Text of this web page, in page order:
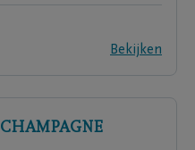
Bekijken
CHAMPAGNE